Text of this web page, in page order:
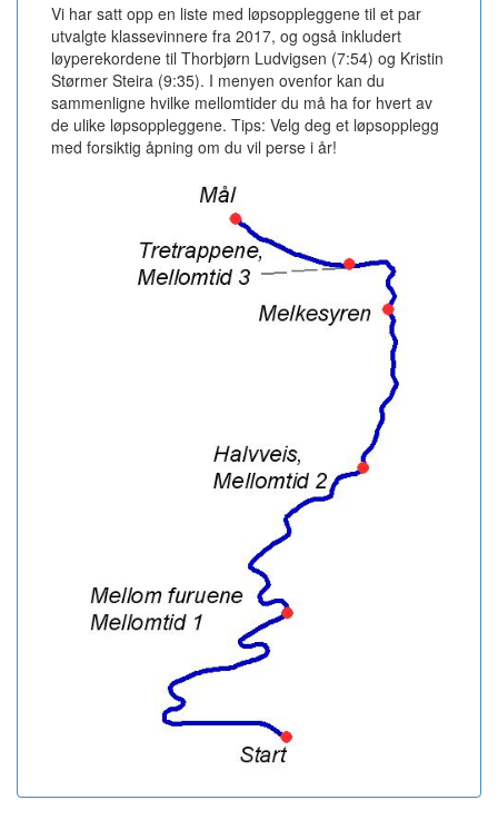
Vi har satt opp en liste med løpsoppleggene til et par
utvalgte klassevinnere fra 2017, og også inkludert
løyperekordene til Thorbjørn Ludvigsen (7:54) og Kristin
Størmer Steira (9:35). I menyen ovenfor kan du
sammenligne hvilke mellomtider du må ha for hvert av
de ulike løpsoppleggene. Tips: Velg deg et løpsopplegg
med forsiktig åpning om du vil perse i år!